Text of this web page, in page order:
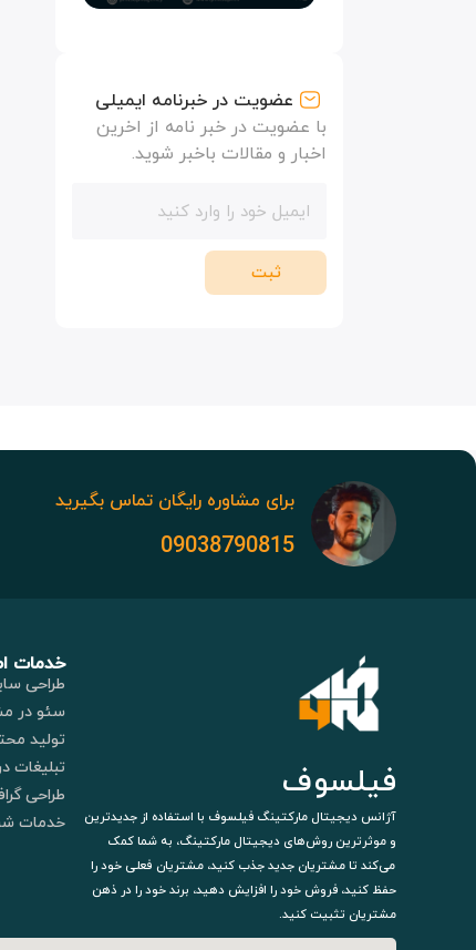
عضویت در خبرنامه ایمیلی
با عضویت در خبر نامه از اخرین
اخبار و مقالات باخبر شوید.
ثبت
برای مشاوره رایگان تماس بگیرید
09038790815
فیلسوف
آژانس دیجیتال مارکتینگ فیلسوف با استفاده از جدیدترین
و موثرترین روش‌های دیجیتال مارکتینگ، به شما کمک
می‌کند تا مشتریان جدید جذب کنید، مشتریان فعلی خود را
حفظ کنید، فروش خود را افزایش دهید، برند خود را در ذهن
مشتریان تثبیت کنید.
خدمات
طراحی
سئو در
تولید
تبلیغات
طراحی
خدمات